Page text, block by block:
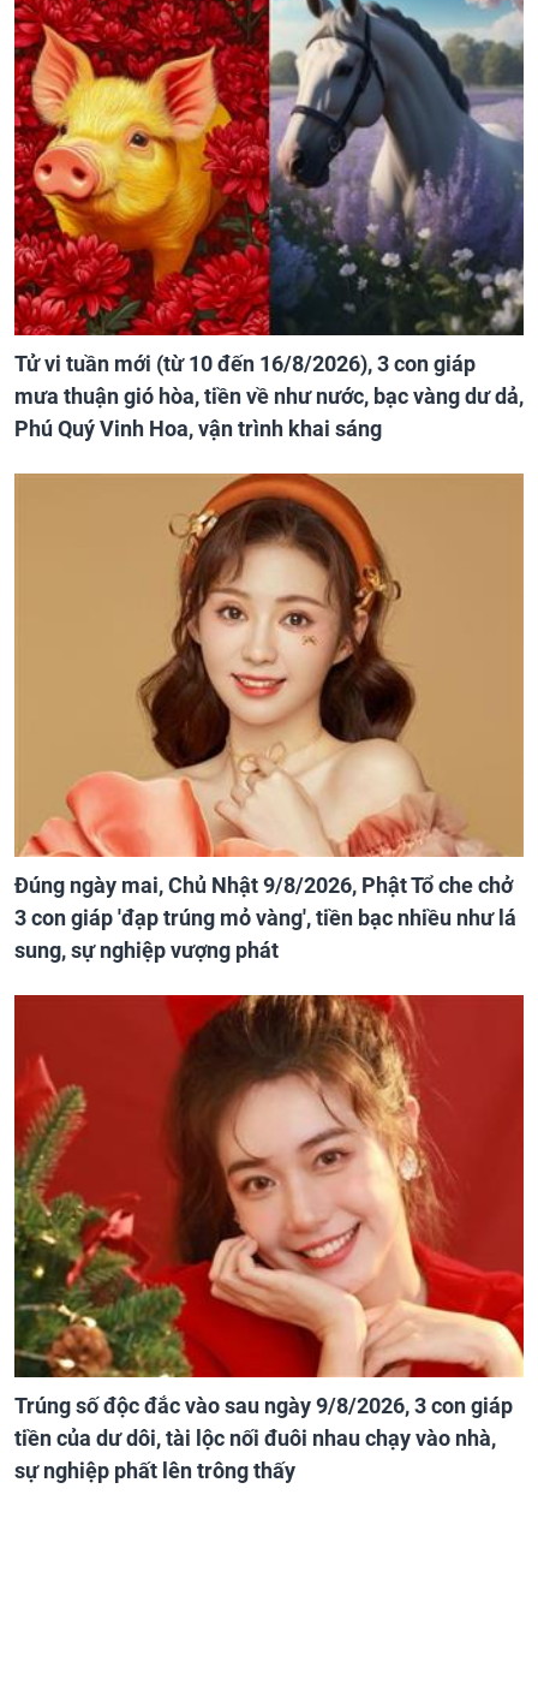
Tử vi tuần mới (từ 10 đến 16/8/2026), 3 con giáp
mưa thuận gió hòa, tiền về như nước, bạc vàng dư dả,
Phú Quý Vinh Hoa, vận trình khai sáng
Đúng ngày mai, Chủ Nhật 9/8/2026, Phật Tổ che chở
3 con giáp 'đạp trúng mỏ vàng', tiền bạc nhiều như lá
sung, sự nghiệp vượng phát
Trúng số độc đắc vào sau ngày 9/8/2026, 3 con giáp
tiền của dư dôi, tài lộc nối đuôi nhau chạy vào nhà,
sự nghiệp phất lên trông thấy